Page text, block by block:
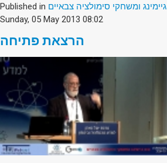
SEARCH
Search
Published in גיימינג ומשחקי סימולציה צבאיים
Sunday, 05 May 2013 08:02
הרצאת פתיחה